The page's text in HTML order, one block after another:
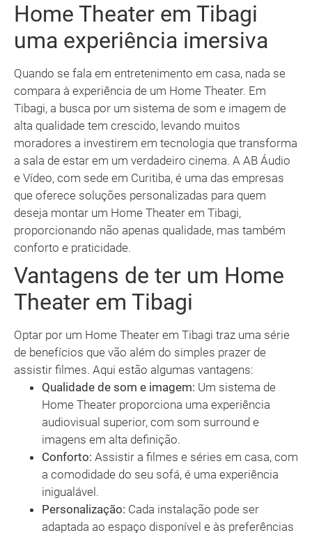
Home Theater em Tibagi
uma experiência imersiva
Quando se fala em entretenimento em casa, nada se
compara à experiência de um Home Theater. Em
Tibagi, a busca por um sistema de som e imagem de
alta qualidade tem crescido, levando muitos
moradores a investirem em tecnologia que transforma
a sala de estar em um verdadeiro cinema. A AB Áudio
e Vídeo, com sede em Curitiba, é uma das empresas
que oferece soluções personalizadas para quem
deseja montar um Home Theater em Tibagi,
proporcionando não apenas qualidade, mas também
conforto e praticidade.
Vantagens de ter um Home
Theater em Tibagi
Optar por um Home Theater em Tibagi traz uma série
de benefícios que vão além do simples prazer de
assistir filmes. Aqui estão algumas vantagens:
Qualidade de som e imagem: Um sistema de
Home Theater proporciona uma experiência
audiovisual superior, com som surround e
imagens em alta definição.
Conforto: Assistir a filmes e séries em casa, com
a comodidade do seu sofá, é uma experiência
inigualável.
Personalização: Cada instalação pode ser
adaptada ao espaço disponível e às preferências